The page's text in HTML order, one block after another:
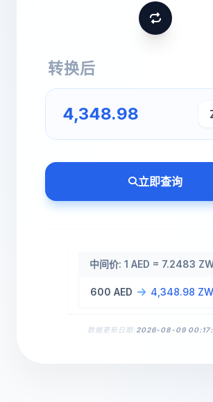
转换后
立即查询
中间价: 1 AED = 7.2483
600 AED 4,348.98
数据更新日期:2026-08-09